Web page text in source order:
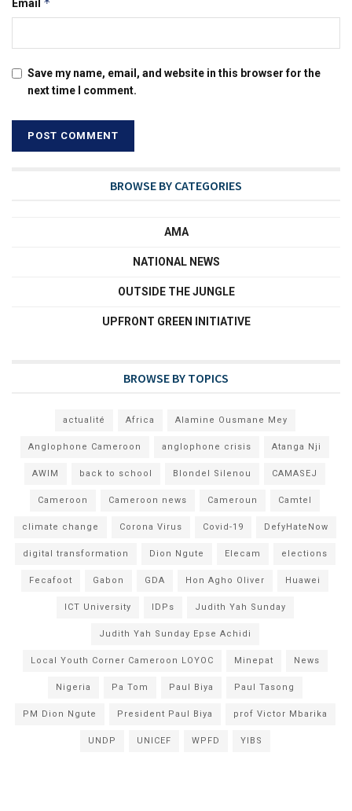
Email *
Save my name, email, and website in this browser for the
next time I comment.
BROWSE BY CATEGORIES
AMA
NATIONAL NEWS
OUTSIDE THE JUNGLE
UPFRONT GREEN INITIATIVE
BROWSE BY TOPICS
actualité Africa Alamine Ousmane Mey
Anglophone Cameroon anglophone crisis Atanga Nji
AWIM back to school Blondel Silenou CAMASEJ
Cameroon Cameroon news Cameroun Camtel
climate change Corona Virus Covid-19 DefyHateNow
digital transformation Dion Ngute Elecam elections
Fecafoot Gabon GDA Hon Agho Oliver Huawei
ICT University IDPs Judith Yah Sunday
Judith Yah Sunday Epse Achidi
Local Youth Corner Cameroon LOYOC Minepat News
Nigeria Pa Tom Paul Biya Paul Tasong
PM Dion Ngute President Paul Biya prof Victor Mbarika
UNDP UNICEF WPFD YIBS